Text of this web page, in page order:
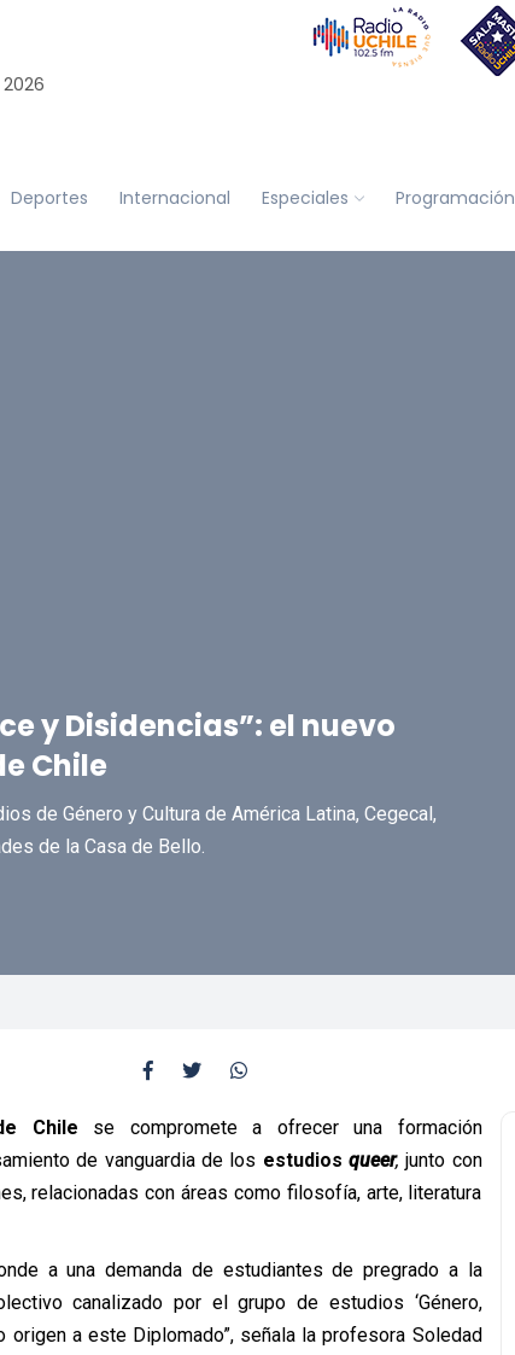
Deportes Internacional Especiales Programación
y Disidencias”: el nuevo
Chile
de Género y Cultura de América Latina, Cegecal,
de la Casa de Bello.
Chile se compromete a ofrecer una formación
de vanguardia de los estudios queer, junto con
relacionadas con áreas como filosofía, arte, literatura
a una demanda de estudiantes de pregrado a la
canalizado por el grupo de estudios ‘Género,
origen a este Diplomado”, señala la profesora Soledad